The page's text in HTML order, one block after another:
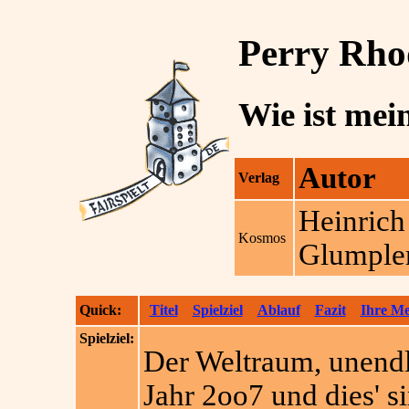
Perry
Wie ist
Verlag Autor
Kosmos
Heinrich
Quick: Titel Spielziel Ablauf Fazit
Ihre
Spielziel:
Der Weltraum,
Jahr 2oo7 und dies'